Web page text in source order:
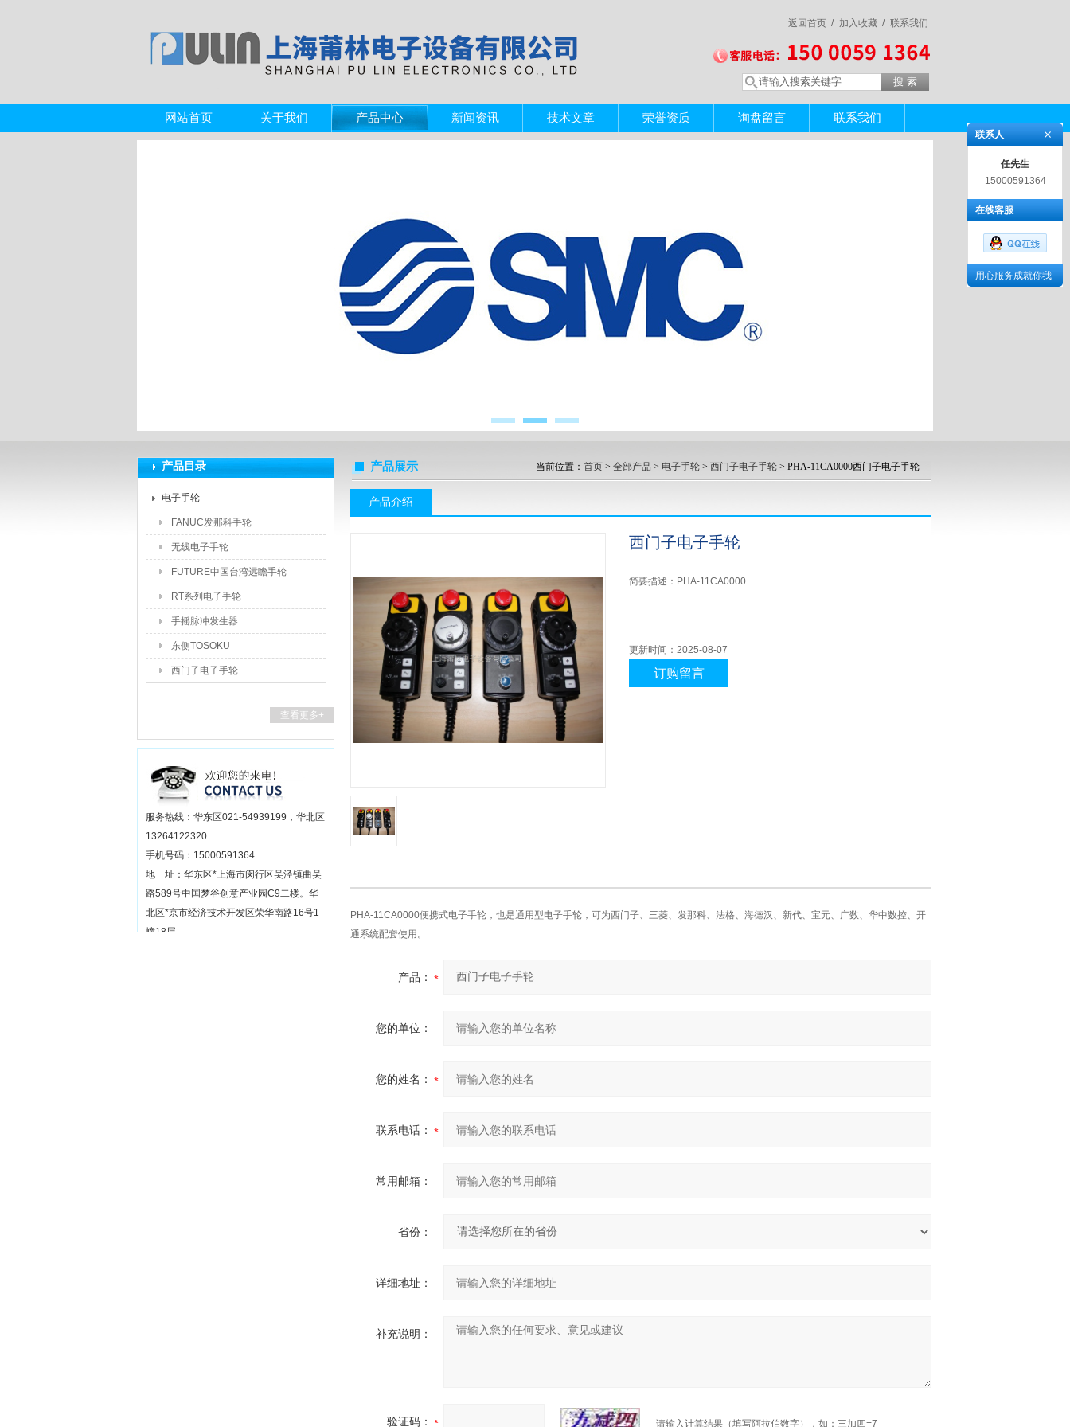
联系我们
加入收藏 /
返回首页 /
网站首页 关于我们 产品中心 新闻资讯 技术文章 荣誉资质 询盘留言 联系我们
产品目录
电子手轮
FANUC发那科手轮
无线电子手轮
FUTURE中国台湾远瞻手轮
RT系列电子手轮
手摇脉冲发生器
东侧TOSOKU
西门子电子手轮
查看更多+
服务热线：华东区021-54939199，华北区
13264122320
手机号码：15000591364
地 址：华东区*上海市闵行区吴泾镇曲吴
路589号中国梦谷创意产业园C9二楼。华
北区*京市经济技术开发区荣华南路16号1
幢18层
产品展示 当前位置： 首页 > 全部产品 > 电子手轮 > 西门子电子手轮 > PHA-11CA0000西门子电子手轮
产品介绍
西门子电子手轮
简要描述： PHA-11CA0000
更新时间： 2025-08-07
订购留言
PHA-11CA0000便携式电子手轮，也是通用型电子手轮，可为西门子、三菱、发那科、法格、海德汉、新代、宝元、广数、华中数控、开
通系统配套使用。
产品：
您的单位：
您的姓名：
联系电话：
常用邮箱：
省份：
详细地址：
补充说明：
验证码： 请输入计算结果（填写阿拉伯数字），如：三加四=7
联系人
任先生
15000591364
在线客服
用心服务成就你我